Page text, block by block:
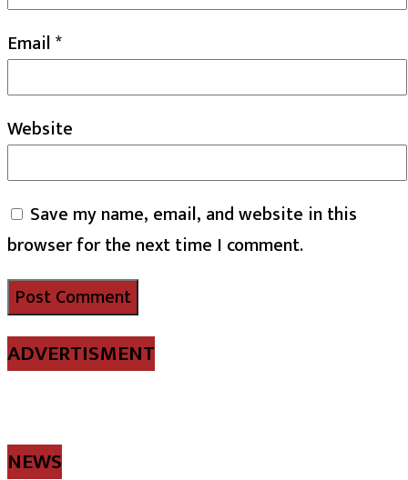
Email*
Website
Save my name, email, and website in this
browser for the next time I comment.
ADVERTISMENT
NEWS